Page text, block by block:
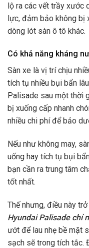
lộ ra các vết trầy xước
lực, đảm bảo không bị
dòng lót sàn ô tô khác.
Có khả năng kháng
Sàn xe là vị trí chịu
tích tụ nhiều bụi bẩn
Palisade sau một thời
bị xuống cấp nhanh
nhiều chi phí để bảo
Nếu như không may,
uống hay tích tụ bụi
bạn cần ra trung tâm
tốt nhất.
Thế nhưng, điều này
Hyundai Palisade chỉ
ướt để lau nhẹ bề mặt
sạch sẽ trong tích tắc.